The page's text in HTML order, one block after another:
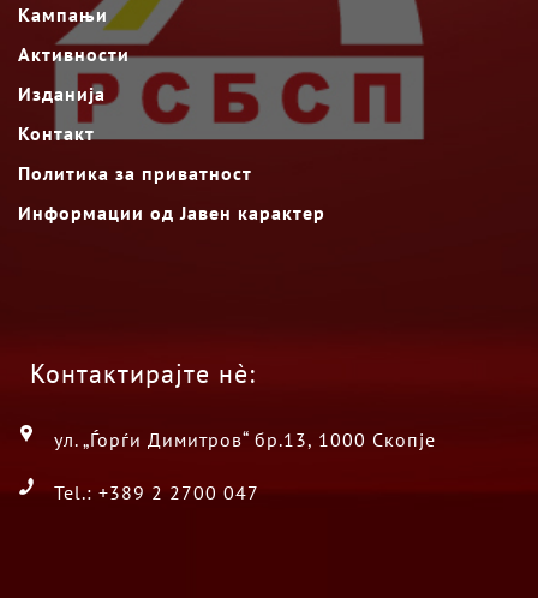
Кампањи
Активности
Изданија
Контакт
Политика за приватност
Информации од Јавен карактер
Контактирајте нè:
ул. „Ѓорѓи Димитров“ бр.13, 1000 Скопје
Tel.: +389 2 2700 047